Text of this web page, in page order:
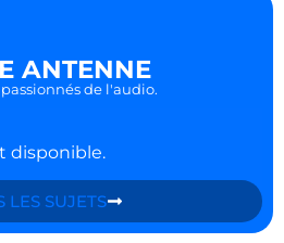
ANTENNE
de l'audio.
disponible.
LES SUJETS